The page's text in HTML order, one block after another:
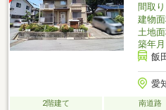
間取り
建物
土地
築年月
飯
愛
2階建て 南道路